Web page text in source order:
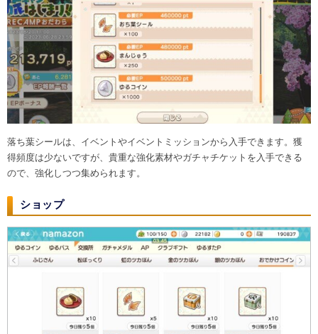
落ち葉シールは、イベントやイベントミッションから入手できます。獲
得頻度は少ないですが、貴重な強化素材やガチャチケットを入手できる
ので、強化しつつ集められます。
ショップ